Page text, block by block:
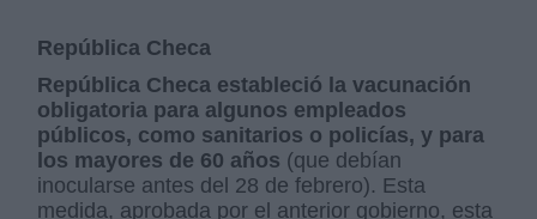
República Checa
República Checa estableció la vacunación
obligatoria para algunos empleados
públicos, como sanitarios o policías, y para
los mayores de 60 años (que debían
inocularse antes del 28 de febrero). Esta
medida, aprobada por el anterior gobierno, esta